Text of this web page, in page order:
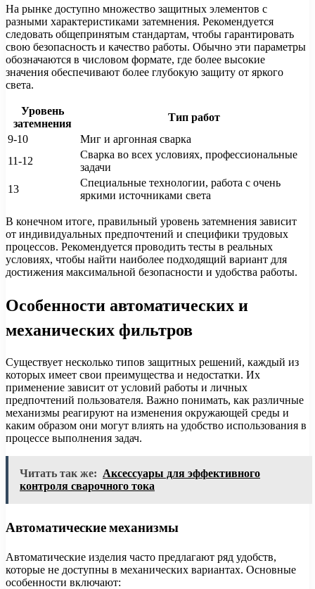
На рынке доступно множество защитных элементов с
разными характеристиками затемнения. Рекомендуется
следовать общепринятым стандартам, чтобы гарантировать
свою безопасность и качество работы. Обычно эти параметры
обозначаются в числовом формате, где более высокие
значения обеспечивают более глубокую защиту от яркого
света.
Уровень
затемнения
Тип работ
9-10
Миг и аргонная сварка
11-12
Сварка во всех условиях, профессиональные
задачи
13
Специальные технологии, работа с очень
яркими источниками света
В конечном итоге, правильный уровень затемнения зависит
от индивидуальных предпочтений и специфики трудовых
процессов. Рекомендуется проводить тесты в реальных
условиях, чтобы найти наиболее подходящий вариант для
достижения максимальной безопасности и удобства работы.
Особенности автоматических и
механических фильтров
Существует несколько типов защитных решений, каждый из
которых имеет свои преимущества и недостатки. Их
применение зависит от условий работы и личных
предпочтений пользователя. Важно понимать, как различные
механизмы реагируют на изменения окружающей среды и
каким образом они могут влиять на удобство использования в
процессе выполнения задач.
Читать так же: Аксессуары для эффективного
контроля сварочного тока
Автоматические механизмы
Автоматические изделия часто предлагают ряд удобств,
которые не доступны в механических вариантах. Основные
особенности включают: